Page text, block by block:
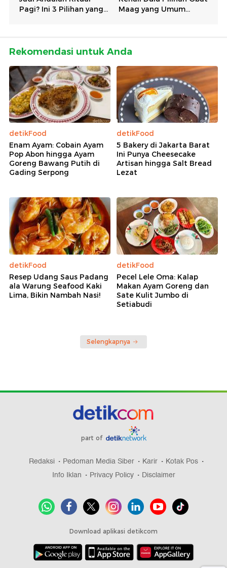
Rekomendasi untuk Anda
detikFood
Enam Ayam: Cobain Ayam
Pop Abon hingga Ayam
Goreng Bawang Putih di
Gading Serpong
detikFood
5 Bakery di Jakarta Barat
Ini Punya Cheesecake
Artisan hingga Salt Bread
Lezat
detikFood
Resep Udang Saus Padang
ala Warung Seafood Kaki
Lima, Bikin Nambah Nasi!
detikFood
Pecel Lele Oma: Kalap
Makan Ayam Goreng dan
Sate Kulit Jumbo di
Setiabudi
Selengkapnya
part of
Redaksi Pedoman Media Siber Karir
Kotak Pos
Info Iklan
Privacy Policy Disclaimer
Download aplikasi detikcom